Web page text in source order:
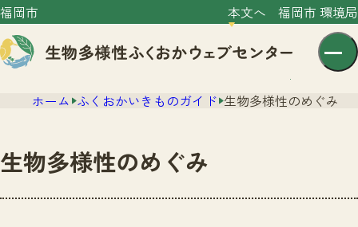
福岡市 本文へ 福岡市 環境局
センター紹介
ホーム ふくおかいきものガイド 生物多様性のめぐみ
生物多様性のめぐみ